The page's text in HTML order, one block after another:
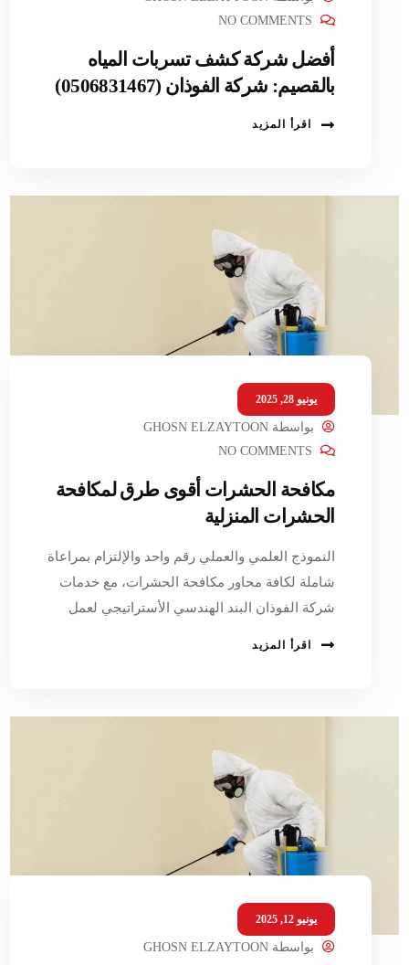
NO COMMENTS
أفضل شركة كشف تسربات المياه
بالقصيم: شركة الفوذان (0506831467)
اقرأ المزيد
يونيو 28, 2025
بواسطةGHOSN ELZAYTOON
NO COMMENTS
مكافحة الحشرات أقوى طرق لمكافحة
الحشرات المنزلية
النموذج العلمي والعملي رقم واحد والإلتزام بمراعاة
شاملة لكافة محاور مكافحة الحشرات، مع خدمات
شركة الفوذان البند الهندسي الأستراتيجي لعمل
اقرأ المزيد
يونيو 12, 2025
بواسطةGHOSN ELZAYTOON